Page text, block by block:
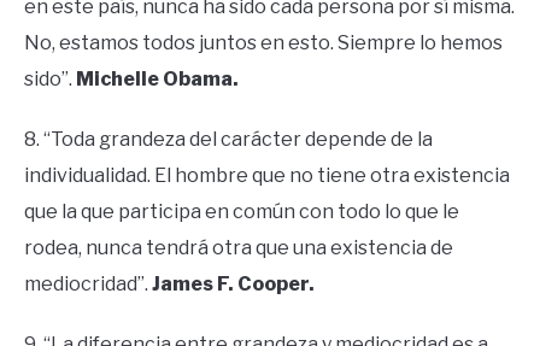
en este país, nunca ha sido cada persona por sí misma.
No, estamos todos juntos en esto. Siempre lo hemos
sido”. Michelle Obama.
8. “Toda grandeza del carácter depende de la
individualidad. El hombre que no tiene otra existencia
que la que participa en común con todo lo que le
rodea, nunca tendrá otra que una existencia de
mediocridad”. James F. Cooper.